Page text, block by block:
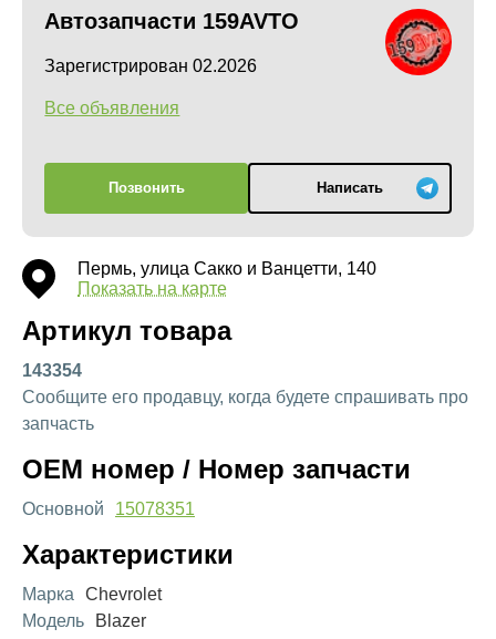
Автозапчасти 159AVTO
Зарегистрирован 02.2026
Все объявления
Позвонить Написать
Пермь, улица Сакко и Ванцетти, 140
Показать на карте
Артикул товара
143354
Сообщите его продавцу, когда будете спрашивать про
запчасть
OEM номер / Номер запчасти
Основной 15078351
Характеристики
Марка
Chevrolet
Модель
Blazer